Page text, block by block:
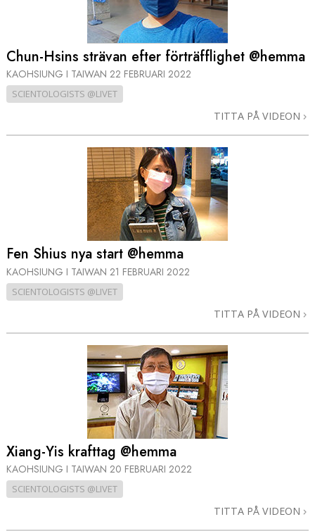
Chun-Hsins strävan efter förträfflighet @hemma
KAOHSIUNG I TAIWAN 22 FEBRUARI 2022
SCIENTOLOGISTS @LIVET
TITTA PÅ VIDEON
Fen Shius nya start @hemma
KAOHSIUNG I TAIWAN 21 FEBRUARI 2022
SCIENTOLOGISTS @LIVET
TITTA PÅ VIDEON
Xiang-Yis krafttag @hemma
KAOHSIUNG I TAIWAN 20 FEBRUARI 2022
SCIENTOLOGISTS @LIVET
TITTA PÅ VIDEON